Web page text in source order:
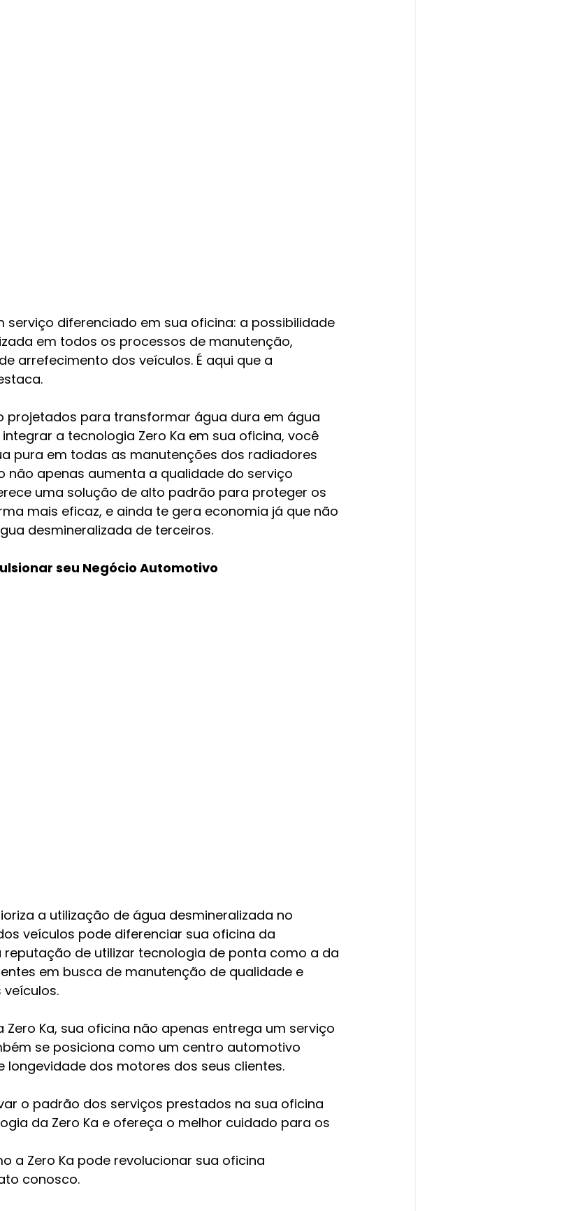
serviço diferenciado em sua oficina: a possibilidade
em todos os processos de manutenção,
arrefecimento dos veículos. É aqui que a
projetados para transformar água dura em água
a tecnologia Zero Ka em sua oficina, você
pura em todas as manutenções dos radiadores
não apenas aumenta a qualidade do serviço
uma solução de alto padrão para proteger os
mais eficaz, e ainda te gera economia já que não
desmineralizada de terceiros.
seu Negócio Automotivo
a utilização de água desmineralizada no
veículos pode diferenciar sua oficina da
reputação de utilizar tecnologia de ponta como a da
em busca de manutenção de qualidade e
Ka, sua oficina não apenas entrega um serviço
se posiciona como um centro automotivo
dos motores dos seus clientes.
o padrão dos serviços prestados na sua oficina
da Zero Ka e ofereça o melhor cuidado para os
a Zero Ka pode revolucionar sua oficina
conosco.